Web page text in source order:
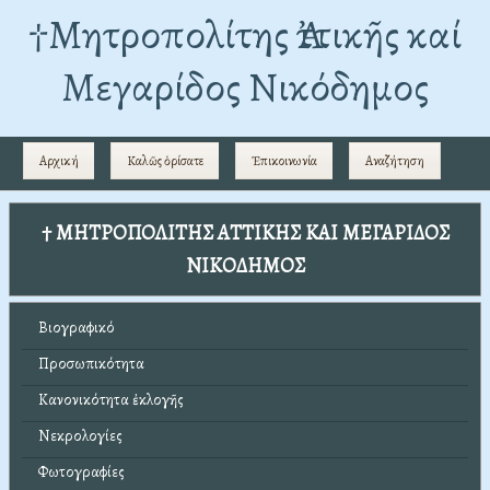
†Mητροπολίτης Ἀττικῆς καί
Μεγαρίδος Νικόδημος
Αρχική Καλῶς ὁρίσατε Ἐπικοινωνία Αναζήτηση
† ΜΗΤΡΟΠΟΛΙΤΗΣ ΑΤΤΙΚΗΣ ΚΑΙ ΜΕΓΑΡΙΔΟΣ
ΝΙΚΟΔΗΜΟΣ
Βιογραφικό
Προσωπικότητα
Κανονικότητα ἐκλογῆς
Νεκρολογίες
Φωτογραφίες